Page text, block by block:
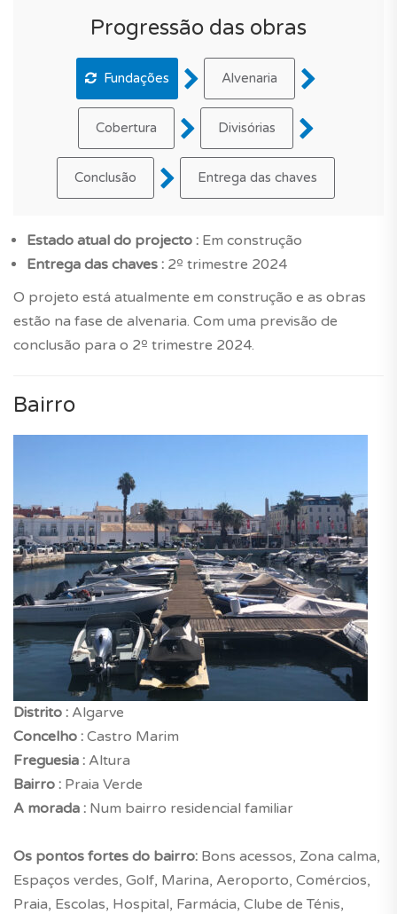
Progressão das obras
Fundações Alvenaria
Cobertura Divisórias
Conclusão Entrega das chaves
Estado atual do projecto : Em construção
Entrega das chaves : 2º trimestre 2024
O projeto está atualmente em construção e as obras
estão na fase de alvenaria. Com uma previsão de
conclusão para o 2º trimestre 2024.
Bairro
Distrito : Algarve
Concelho : Castro Marim
Freguesia : Altura
Bairro : Praia Verde
A morada : Num bairro residencial familiar
Os pontos fortes do bairro: Bons acessos, Zona calma,
Espaços verdes, Golf, Marina, Aeroporto, Comércios,
Praia, Escolas, Hospital, Farmácia, Clube de Ténis,